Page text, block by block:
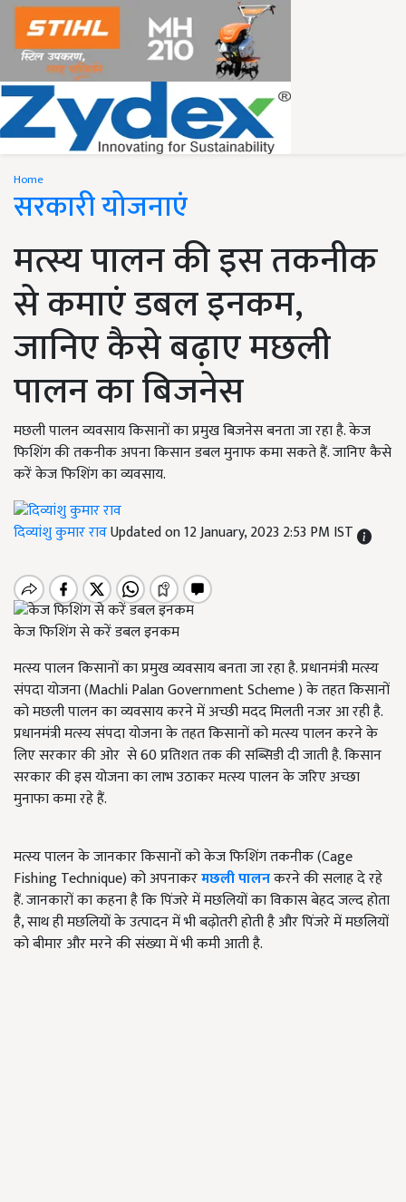
Home
सरकारी योजनाएं
मत्स्य पालन की इस तकनीक
से कमाएं डबल इनकम,
जानिए कैसे बढ़ाए मछली
पालन का बिजनेस
मछली पालन व्यवसाय किसानों का प्रमुख बिजनेस बनता जा रहा है. केज
फिशिंग की तकनीक अपना किसान डबल मुनाफ कमा सकते हैं. जानिए कैसे
करें केज फिशिंग का व्यवसाय.
दिव्यांशु कुमार रावUpdated on 12 January, 2023 2:53 PM IST
केज फिशिंग से करें डबल इनकम
मत्स्य पालन किसानों का प्रमुख व्यवसाय बनता जा रहा है. प्रधानमंत्री मत्स्य
संपदा योजना (Machli Palan Government Scheme ) के तहत किसानों
को मछली पालन का व्यवसाय करने में अच्छी मदद मिलती नजर आ रही है.
प्रधानमंत्री मत्स्य संपदा योजना के तहत किसानों को मत्स्य पालन करने के
लिए सरकार की ओर से 60 प्रतिशत तक की सब्सिडी दी जाती है. किसान
सरकार की इस योजना का लाभ उठाकर मत्स्य पालन के जरिए अच्छा
मुनाफा कमा रहे हैं.
मत्स्य पालन के जानकार किसानों को केज फिशिंग तकनीक (Cage
Fishing Technique) को अपनाकरमछली पालनकरने की सलाह दे रहे
हैं. जानकारों का कहना है कि पिंजरे में मछलियों का विकास बेहद जल्द होता
है, साथ ही मछलियों के उत्पादन में भी बढ़ोतरी होती है और पिंजरे में मछलियों
को बीमार और मरने की संख्या में भी कमी आती है.